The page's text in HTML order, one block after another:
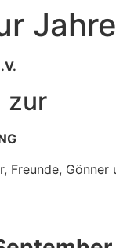
zur
Freunde,